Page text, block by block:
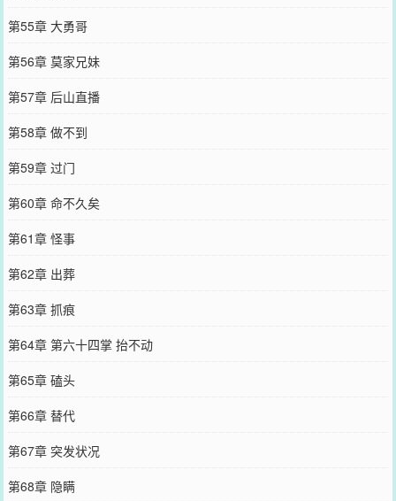
第55章 大勇哥
第56章 莫家兄妹
第57章 后山直播
第58章 做不到
第59章 过门
第60章 命不久矣
第61章 怪事
第62章 出葬
第63章 抓痕
第64章 第六十四掌 抬不动
第65章 磕头
第66章 替代
第67章 突发状况
第68章 隐瞒